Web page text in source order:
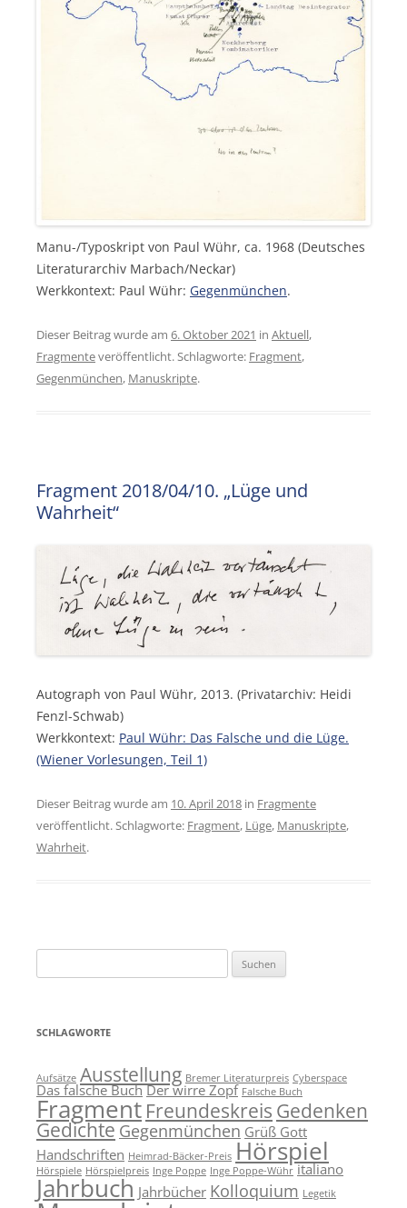
Manu-/Typoskript von Paul Wühr, ca. 1968 (Deutsches
Literaturarchiv Marbach/Neckar)
Werkkontext: Paul Wühr: Gegenmünchen.
Dieser Beitrag wurde am 6. Oktober 2021 in Aktuell,
Fragmenteveröffentlicht. Schlagworte: Fragment,
Gegenmünchen, Manuskripte.
Fragment 2018/04/10. „Lüge und
Wahrheit“
Autograph von Paul Wühr, 2013. (Privatarchiv: Heidi
Fenzl-Schwab)
Werkkontext: Paul Wühr: Das Falsche und die Lüge.
(Wiener Vorlesungen, Teil 1)
Dieser Beitrag wurde am 10. April 2018in Fragmente
veröffentlicht. Schlagworte: Fragment, Lüge, Manuskripte,
Wahrheit.
nach:
SCHLAGWORTE
Aufsätze Ausstellung Bremer Literaturpreis Cyberspace
Das falsche Buch Der wirre Zopf Falsche Buch
Fragment Freundeskreis Gedenken
Gedichte Gegenmünchen Grüß Gott
Handschriften Heimrad-Bäcker-Preis Hörspiel
Hörspiele Hörspielpreis Inge Poppe Inge Poppe-Wühr italiano
Jahrbuch Jahrbücher Kolloquium Legetik